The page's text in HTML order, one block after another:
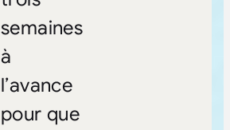
semaines
à
l’avance
pour que